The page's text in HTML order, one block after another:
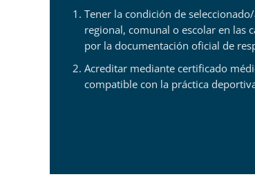
Tener la condición de
regional, comunal o escolar en las
por la documentación oficial de
Acreditar mediante certificado
compatible con la práctica